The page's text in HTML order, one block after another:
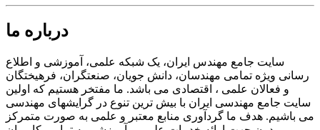
درباره ما
سایت جامع مهندس ایران، یک شبکه علمی، آموزشی و اطلاع
رسانی ویژه تمامی مهندسان، دانش جویان، صنعتگران، فرهیختگان
و فعالان علمی ، اقتصادی می باشد. ما مفتخر هستیم که اولین
سایت جامع مهندسی ایران با بیش ترین تنوع در گرایشهای مهندسی
می باشیم. هدف ما گردآوری منابع معتبر و علمی به صورت متمرکز